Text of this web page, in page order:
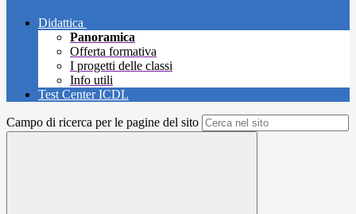
Didattica
Panoramica
Offerta formativa
I progetti delle classi
Info utili
Test Center ICDL
Campo di ricerca per le pagine del sito